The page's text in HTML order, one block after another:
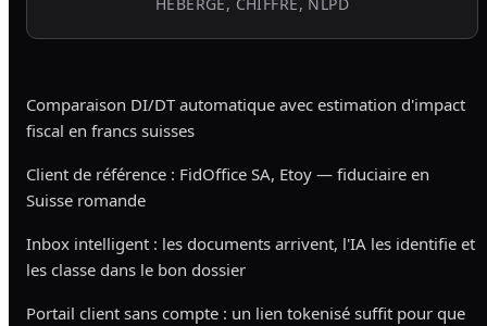
Comparaison DI/DT automatique avec estimation d'impact
fiscal en francs suisses
Client de référence : FidOffice SA, Etoy — fiduciaire en
Suisse romande
Inbox intelligent : les documents arrivent, l'IA les identifie et
les classe dans le bon dossier
Portail client sans compte : un lien tokenisé suffit pour que